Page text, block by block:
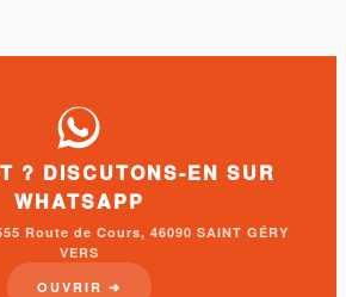
? DISCUTONS-EN SUR
WHATSAPP
Route de Cours, 46090 SAINT GÉRY
VERS
OUVRIR ➔